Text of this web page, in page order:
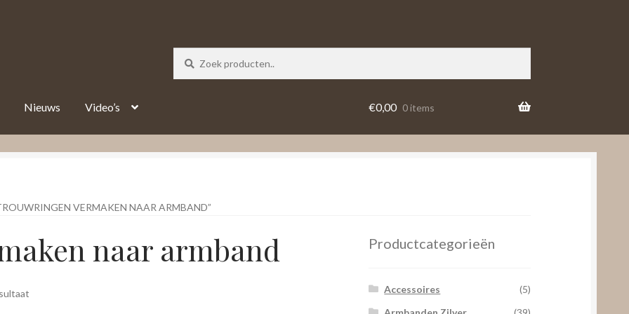
Nieuws Video’s €0,00 0 items
VERMAKEN NAAR ARMBAND”
naar armband Productcategorieën
Accessoires
(5)